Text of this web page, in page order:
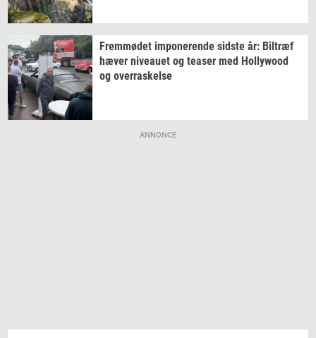
Frem­mø­det im­po­ne­ren­de sid­ste år: Bil­træf
hæver ni­veau­et og tea­ser med Hol­lywood
og over­ra­skel­se
ANNONCE